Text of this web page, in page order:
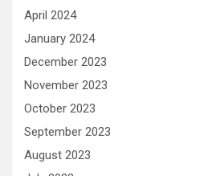
April 2024
January 2024
December 2023
November 2023
October 2023
September 2023
August 2023